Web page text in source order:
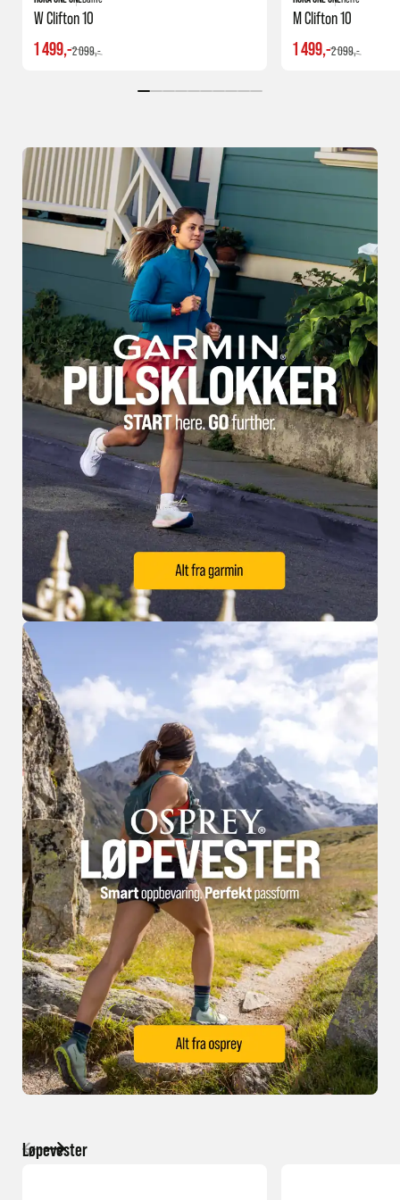
W Clifton 10
2 099,-
1 499,-
M Clifton 10
2 099,-
1 499,-
Løpevester